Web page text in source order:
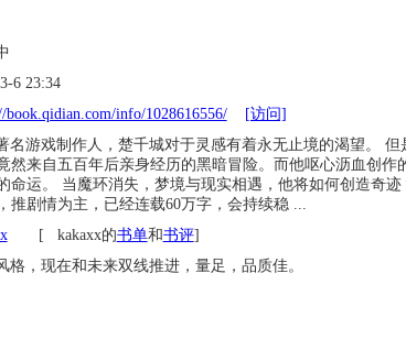
6 23:34
book.qidian.com/info/1028616556/
[访问]
名游戏制作人，楚千城对于灵感有着永无止境的渴望。 但
然来自五百年后亲身经历的黑暗冒险。而他呕心沥血创作
命运。 当魔环消失，梦境与现实相遇，他将如何创造奇
推剧情为主，已经连载60万字，会持续稳 ...
[ kakaxx的书单和书评]
格，现在和未来双线推进，量足，品质佳。